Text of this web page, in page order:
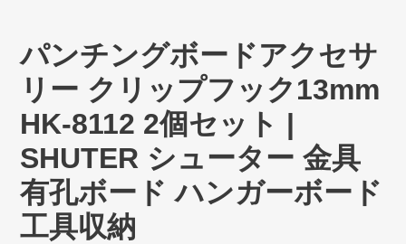
パンチングボードアクセサ
リー クリップフック13mm
HK-8112 2個セット |
SHUTER シューター 金具
有孔ボード ハンガーボード
工具収納